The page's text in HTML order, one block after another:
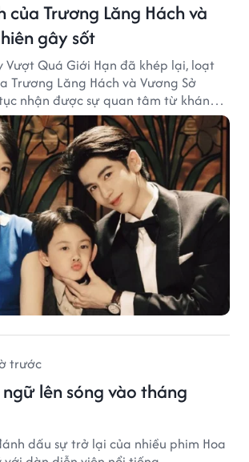
của Trương Lăng Hách và
gây sốt
Vượt Quá Giới Hạn đã khép lại, loạt
Trương Lăng Hách và Vương Sở
nhận được sự quan tâm từ khán
trước
lên sóng vào tháng
dấu sự trở lại của nhiều phim Hoa